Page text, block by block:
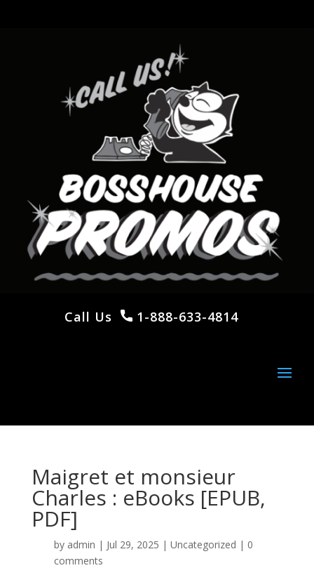
Call Us 1-888-633-4814
Maigret et monsieur
Charles : eBooks [EPUB,
PDF]
by admin | Jul 29, 2025 | Uncategorized | 0
comments